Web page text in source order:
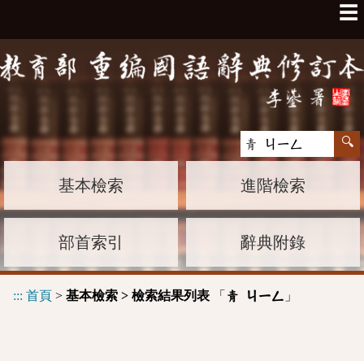
☰
基本檢索 進階檢索
部首索引 辭典附錄
::: 首頁 > 基本檢索 > 檢索結果列表 「 青 ㄐㄧㄥ 」